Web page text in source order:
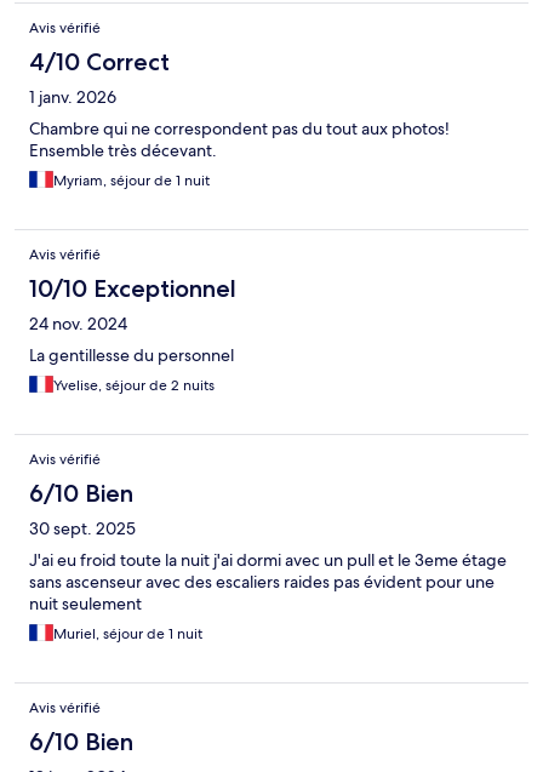
Avis vérifié
4/10 Correct
1 janv. 2026
Chambre qui ne correspondent pas du tout aux photos!
Ensemble très décevant.
Myriam, séjour de 1 nuit
Avis vérifié
10/10 Exceptionnel
24 nov. 2024
La gentillesse du personnel
Yvelise, séjour de 2 nuits
Avis vérifié
6/10 Bien
30 sept. 2025
J'ai eu froid toute la nuit j'ai dormi avec un pull et le 3eme étage
sans ascenseur avec des escaliers raides pas évident pour une
nuit seulement
Muriel, séjour de 1 nuit
Avis vérifié
6/10 Bien